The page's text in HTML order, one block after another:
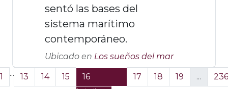
sentó las bases del
sistema marítimo
contemporáneo.
Ubicado en Los sueños del mar
1 ... 13 14 15 16 17 18 19 ... 236